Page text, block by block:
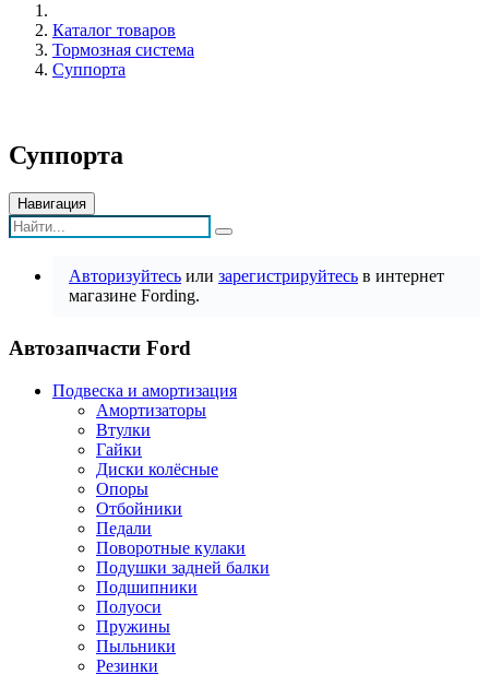
Каталог товаров
Тормозная система
Суппорта
Суппорта
Навигация
Авторизуйтесь или зарегистрируйтесь в интернет
магазине Fording.
Автозапчасти Ford
Подвеска и амортизация
Амортизаторы
Втулки
Гайки
Диски колёсные
Опоры
Отбойники
Педали
Поворотные кулаки
Подушки задней балки
Подшипники
Полуоси
Пружины
Пыльники
Резинки